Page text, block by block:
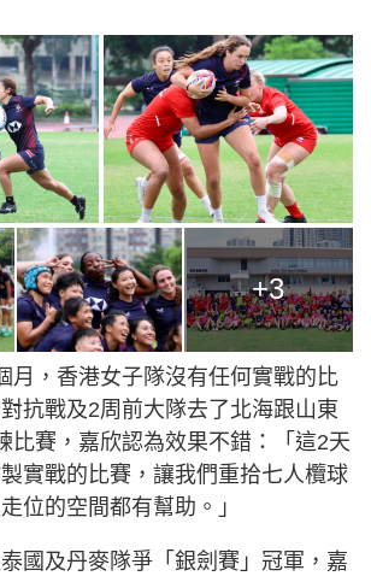
+3
月，香港女子隊沒有任何實戰的比
抗戰及2周前大隊去了北海跟山東
比賽，嘉欣認為效果不錯：「這2天
實戰的比賽，讓我們重拾七人欖球
位的空間都有幫助。」
國及丹麥隊爭「銀劍賽」冠軍，嘉